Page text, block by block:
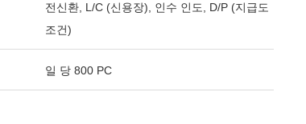
전신환, L/C (신용장), 인수 인도, D/P (지급도
조건)
일 당 800 PC